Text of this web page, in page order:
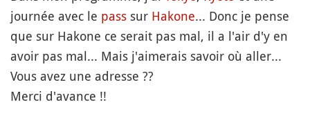
journée avec le pass sur Hakone... Donc je pense
que sur Hakone ce serait pas mal, il a l'air d'y en
avoir pas mal... Mais j'aimerais savoir où aller...
Vous avez une adresse ??
Merci d'avance !!